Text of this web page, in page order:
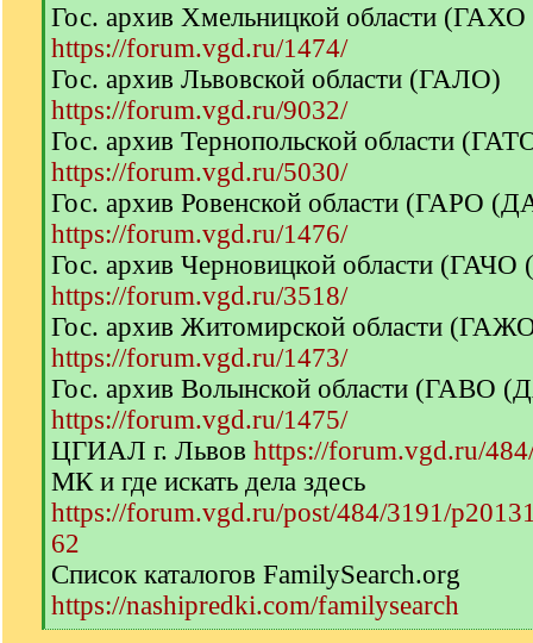
[
q
]
Гос. архив Хмельницкой области
https://forum.vgd.ru/1474/
Гос. архив Львовской области (ГАЛО)
https://forum.vgd.ru/9032/
Гос. архив Тернопольской области
https://forum.vgd.ru/5030/
Гос. архив Ровенской области (ГАРО
https://forum.vgd.ru/1476/
Гос. архив Черновицкой области
https://forum.vgd.ru/3518/
Гос. архив Житомирской области
https://forum.vgd.ru/1473/
Гос. архив Волынской области (ГАВО
https://forum.vgd.ru/1475/
ЦГИАЛ г. Львов https://forum.vgd.ru/
МК и где искать дела здесь
https://forum.vgd.ru/post/484/3191/
62
Список каталогов FamilySearch.org
https://nashipredki.com/familysearch
[